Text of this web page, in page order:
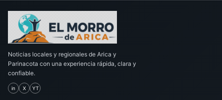
Noticias locales y regionales de Arica y
Parinacota con una experiencia rápida, clara y
confiable.
in X YT